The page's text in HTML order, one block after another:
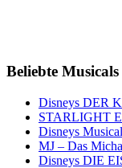
Beliebte Musicals
Disneys DER
STARLIGHT
Disneys
MJ – Das
Disneys DIE